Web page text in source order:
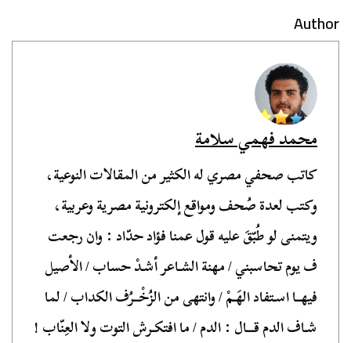
Author
محمد فهمي سلامة
كاتب صحفي مصري له الكثير من المقالات النوعية،
وكتب لعدة صُحف ومواقع إلكترونية مصرية وعربية،
ويتمنى لو طُبّقَ عليه قول عمنا فؤاد حدّاد : وان رجعت
ف يوم تحاسبني / مهنة الشـاعر أشـدْ حساب / الأصيل
فيهــا اسـتفاد الهَـمْ / وانتهى من الزُخْــرُف الكداب / لما
شـاف الدم قـــال : الدم / ما افتكـرش التوت ولا العِنّاب !